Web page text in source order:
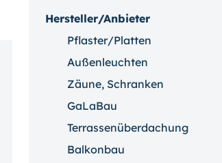
Hersteller/Anbieter
Pflaster/Platten
Außenleuchten
Zäune, Schranken
GaLaBau
Terrassenüberdachung
Balkonbau